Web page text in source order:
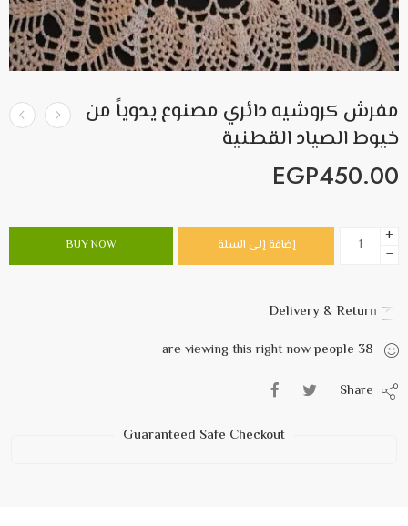
مفرش كروشيه دائري مصنوع يدوياً من
خيوط الصياد القطنية
EGP450.00
+
−
إضافة إلى السلة BUY NOW
38
people
Guaranteed Safe Checkout